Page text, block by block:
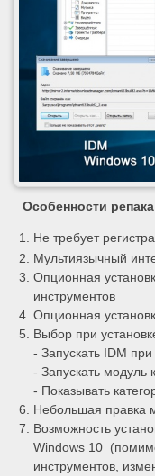
Особенности
Не требует
Мультиязычный
Опционная
инструментов
Опционная
Выбор при
- Запускать IDM
- Запускать модуль
- Показывать
Небольшая правка
Возможность
Windows 10
инструментов,